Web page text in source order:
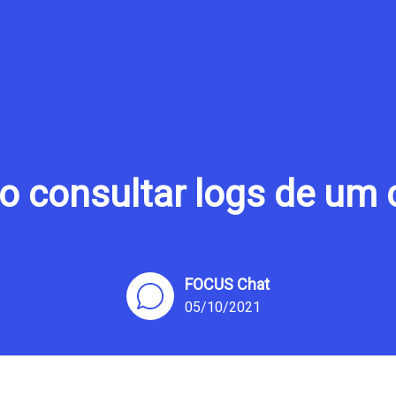
consultar logs de um
FOCUS Chat
05/10/2021